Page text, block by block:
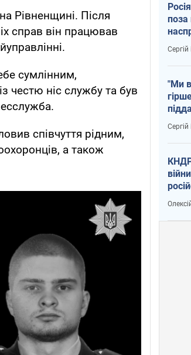
Рівненщині. Після
справ він працював
сумлінним,
честю ніс службу та був
співчуття рідним,
а також
поза
темп
"Ми